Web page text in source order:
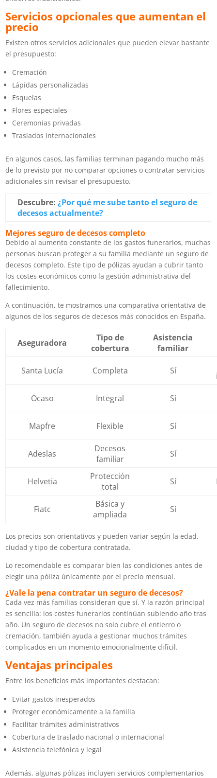
Servicios opcionales que aumentan el
precio
Existen otros servicios adicionales que pueden elevar bastante
el presupuesto:
Cremación
Lápidas personalizadas
Esquelas
Flores especiales
Ceremonias privadas
Traslados internacionales
En algunos casos, las familias terminan pagando mucho más
de lo previsto por no comparar opciones o contratar servicios
adicionales sin revisar el presupuesto.
Descubre:¿Por qué me sube tanto el seguro de
decesos actualmente?
Mejores seguro de decesos completo
Debido al aumento constante de los gastos funerarios, muchas
personas buscan proteger a su familia mediante un seguro de
decesos completo. Este tipo de pólizas ayudan a cubrir tanto
los costes económicos como la gestión administrativa del
fallecimiento.
A continuación, te mostramos una comparativa orientativa de
algunos de los seguros de decesos más conocidos en España.
Aseguradora
Tipo de
cobertura
Asistencia
familiar
Santa Lucía Completa Sí
Ocaso Integral Sí
Mapfre Flexible Sí
Adeslas
Decesos
familiar
Sí
Helvetia
Protección
total
Sí
Fiatc
Básica y
ampliada
Sí
Los precios son orientativos y pueden variar según la edad,
ciudad y tipo de cobertura contratada.
Lo recomendable es comparar bien las condiciones antes de
elegir una póliza únicamente por el precio mensual.
¿Vale la pena contratar un seguro de decesos?
Cada vez más familias consideran que sí. Y la razón principal
es sencilla: los costes funerarios continúan subiendo año tras
año. Un seguro de decesos no solo cubre el entierro o
cremación, también ayuda a gestionar muchos trámites
complicados en un momento emocionalmente difícil.
Ventajas principales
Entre los beneficios más importantes destacan:
Evitar gastos inesperados
Proteger económicamente a la familia
Facilitar trámites administrativos
Cobertura de traslado nacional o internacional
Asistencia telefónica y legal
Además, algunas pólizas incluyen servicios complementarios